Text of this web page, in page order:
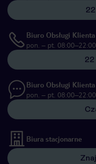
Biuro Obsługi Klienta
pon. – pt.
Biuro Obsługi Klienta
pon. – pt.
Biura stacjonarne